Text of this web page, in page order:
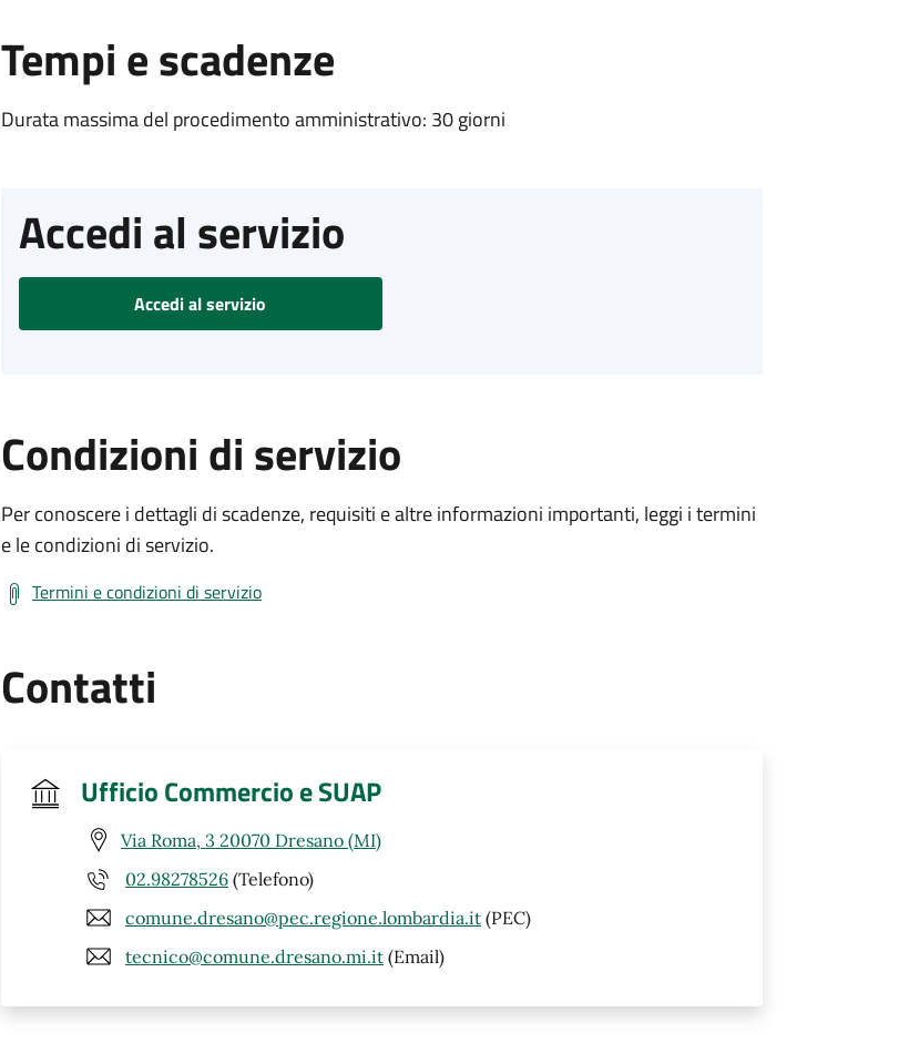
Tempi e scadenze
Durata massima del procedimento amministrativo: 30 giorni
Accedi al servizio
Accedi al servizio
Condizioni di servizio
Per conoscere i dettagli di scadenze, requisiti e altre informazioni importanti, leggi i termini
e le condizioni di servizio.
Termini e condizioni di servizio
Contatti
Ufficio Commercio e SUAP
Via Roma, 3 20070 Dresano (MI)
02.98278526 (Telefono)
comune.dresano@pec.regione.lombardia.it (PEC)
tecnico@comune.dresano.mi.it (Email)